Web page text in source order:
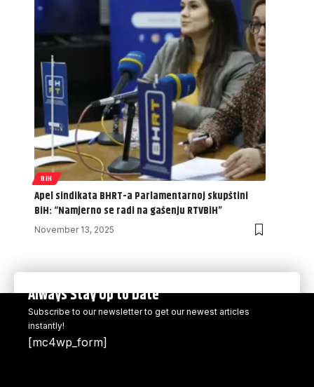
BIH
Apel sindikata BHRT-a Parlamentarnoj skupštini
BiH: “Namjerno se radi na gašenju RTVBiH”
November 13, 2025
Always Stay Up to Date
Subscribe to our newsletter to get our newest articles
instantly!
[mc4wp_form]